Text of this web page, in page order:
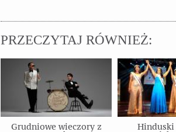
PRZECZYTAJ RÓWNIEŻ:
Grudniowe wieczory z Hinduski